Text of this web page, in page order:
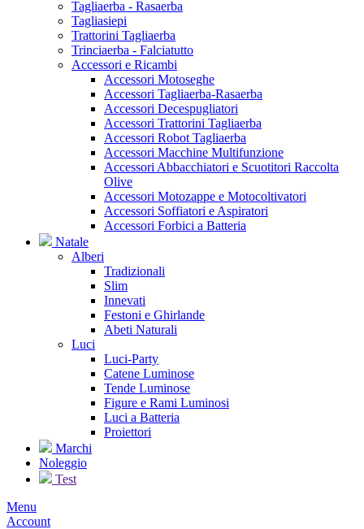
Tagliaerba - Rasaerba
Tagliasiepi
Trattorini Tagliaerba
Trinciaerba - Falciatutto
Accessori e Ricambi
Accessori Motoseghe
Accessori Tagliaerba-Rasaerba
Accessori Decespugliatori
Accessori Trattorini Tagliaerba
Accessori Robot Tagliaerba
Accessori Macchine Multifunzione
Accessori Abbacchiatori e Scuotitori Raccolta
Olive
Accessori Motozappe e Motocoltivatori
Accessori Soffiatori e Aspiratori
Accessori Forbici a Batteria
Natale
Alberi
Tradizionali
Slim
Innevati
Festoni e Ghirlande
Abeti Naturali
Luci
Luci-Party
Catene Luminose
Tende Luminose
Figure e Rami Luminosi
Luci a Batteria
Proiettori
Marchi
Noleggio
Test
Menu
Account